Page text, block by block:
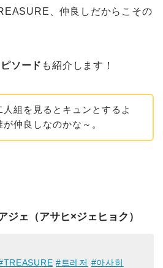
、仲良しだからこその
ソード も紹介します！
人組を見るとキュンとするよ
仲良しなのかな～。
ェ（アサヒ×ジェヒョク）
#트레저 #아사히